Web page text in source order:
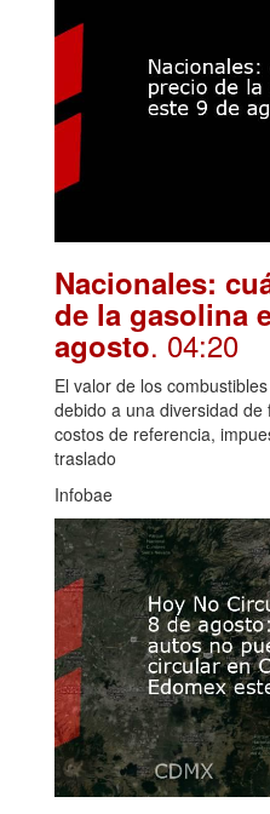
Nacionales:
de la gasolina
agosto. 04:20
El valor de los
debido a una diversidad
costos de referencia,
traslado
Infobae